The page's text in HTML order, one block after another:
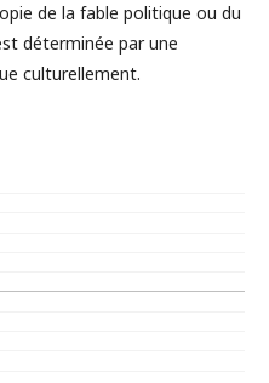
de la fable politique ou du
déterminée par une
culturellement.